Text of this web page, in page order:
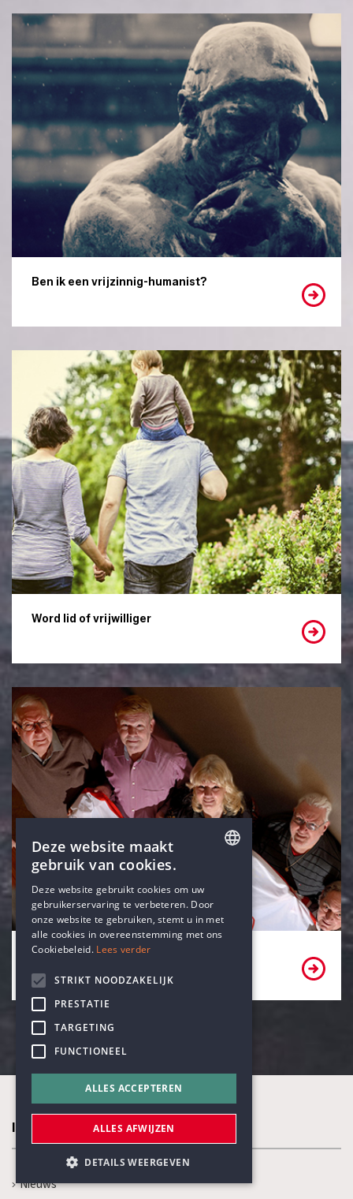
Ben ik een vrijzinnig-humanist?
Word lid of vrijwilliger
Bekijk onze partners
In de kijker
Nieuws
DUTCH
Deze website maakt
gebruik van cookies.
Deze website gebruikt cookies om uw
gebruikerservaring te verbeteren. Door
onze website te gebruiken, stemt u in met
alle cookies in overeenstemming met ons
Cookiebeleid. Lees verder
STRIKT NOODZAKELIJK
PRESTATIE
TARGETING
FUNCTIONEEL
ALLES ACCEPTEREN
ALLES AFWIJZEN
DETAILS WEERGEVEN